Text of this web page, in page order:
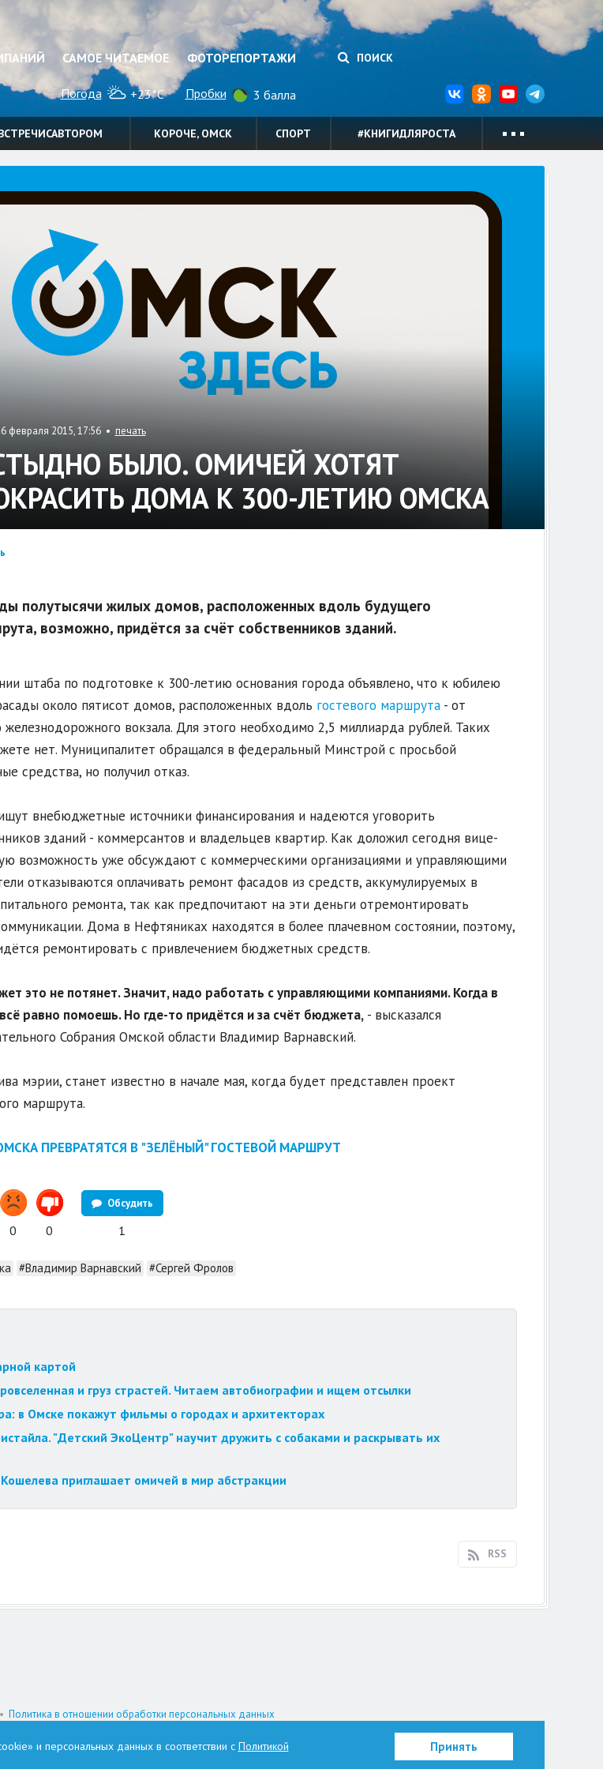
САМОЕ ЧИТАЕМОЕ ФОТОРЕПОРТАЖИ ПОИСК
Погода +23°C Пробки 3 балла
КОРОЧЕ, ОМСК СПОРТ #КНИГИДЛЯРОСТА
февраля 2015, 17:56 • печать
БЫЛО. ОМИЧЕЙ ХОТЯТ
ДОМА К 300-ЛЕТИЮ ОМСКА
полутысячи жилых домов, расположенных вдоль будущего
возможно, придётся за счёт собственников зданий.
штаба по подготовке к 300-летию основания города объявлено, что к юбилею
около пятисот домов, расположенных вдоль гостевого маршрута- от
вокзала. Для этого необходимо 2,5 миллиарда рублей. Таких
нет. Муниципалитет обращался в федеральный Минстрой с просьбой
средства, но получил отказ.
внебюджетные источники финансирования и надеются уговорить
зданий - коммерсантов и владельцев квартир. Как доложил сегодня вице-
возможность уже обсуждают с коммерческими организациями и управляющими
отказываются оплачивать ремонт фасадов из средств, аккумулируемых в
ремонта, так как предпочитают на эти деньги отремонтировать
Дома в Нефтяниках находятся в более плачевном состоянии, поэтому,
ремонтировать с привлечением бюджетных средств.
это не потянет. Значит, надо работать с управляющими компаниями. Когда в
равно помоешь. Но где-то придётся и за счёт бюджета,- высказался
Собрания Омской области Владимир Варнавский.
мэрии, станет известно в начале мая, когда будет представлен проект
маршрута.
ПРЕВРАТЯТСЯ В "ЗЕЛЁНЫЙ" ГОСТЕВОЙ МАРШРУТ
0 0
Обсудить
1
#Владимир Варнавский #Сергей Фролов
картой
и груз страстей. Читаем автобиографии и ищем отсылки
в Омске покажут фильмы о городах и архитекторах
"Детский ЭкоЦентр" научит дружить с собаками и раскрывать их
приглашает омичей в мир абстракции
RSS
• Политика в отношении обработки персональных данных
Астафьева Татьяна Петровна
и персональных данных в соответствии с Политикой Принять